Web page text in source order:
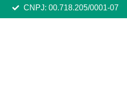
CNPJ: 00.718.205/0001-07